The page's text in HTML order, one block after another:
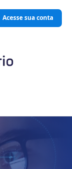
Acesse sua conta